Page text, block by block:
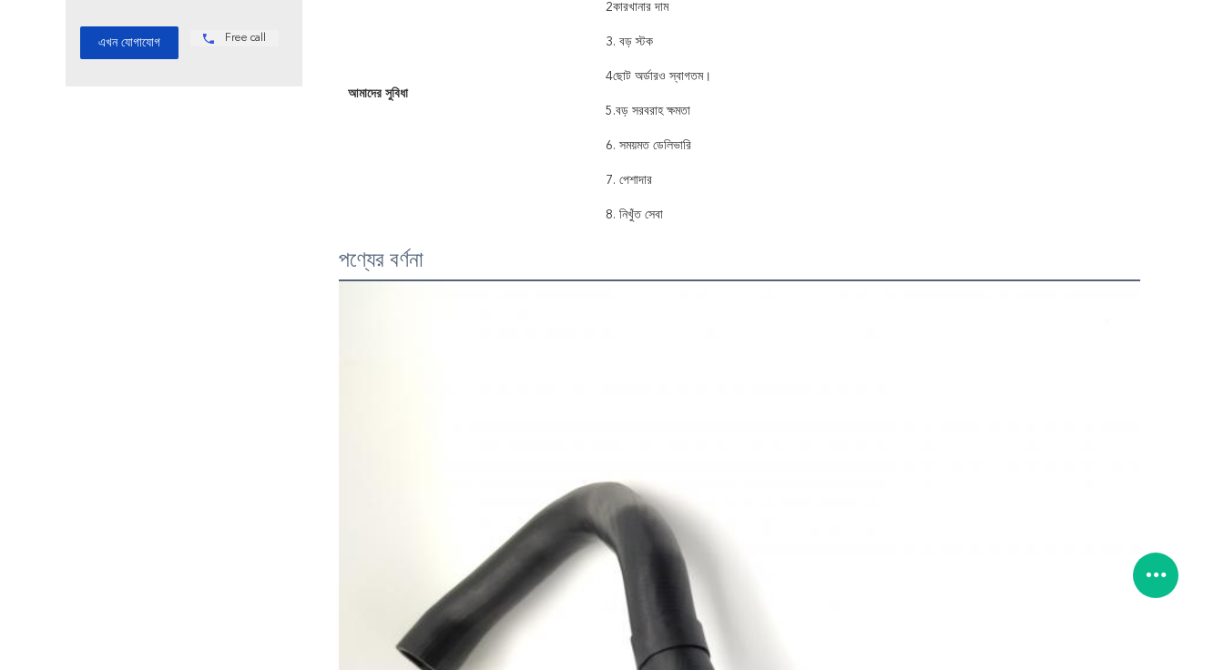
Free call
আমাদের সুবিধা
2কারখানার দাম
3. বড় স্টক
4ছোট অর্ডারও স্বাগতম।
5.বড় সরবরাহ ক্ষমতা
6. সময়মত ডেলিভারি
7. পেশাদার
8. নিখুঁত সেবা
পণ্যের বর্ণনা